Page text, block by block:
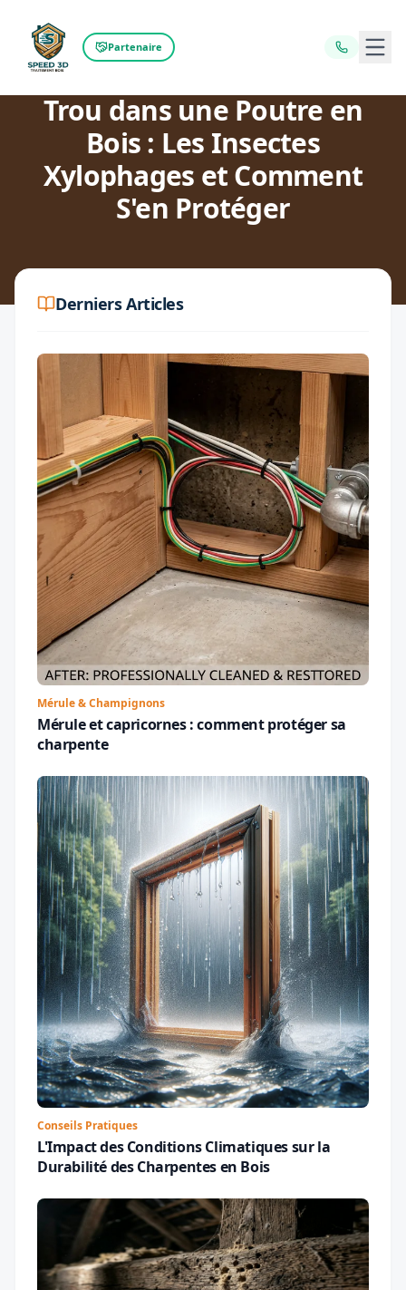
Partenaire
Retour au blog
Trou dans une Poutre en
Bois : Les Insectes
Xylophages et Comment
S'en Protéger
Derniers Articles
Mérule & Champignons
Mérule et capricornes : comment protéger sa
charpente
Conseils Pratiques
L'Impact des Conditions Climatiques sur la
Durabilité des Charpentes en Bois